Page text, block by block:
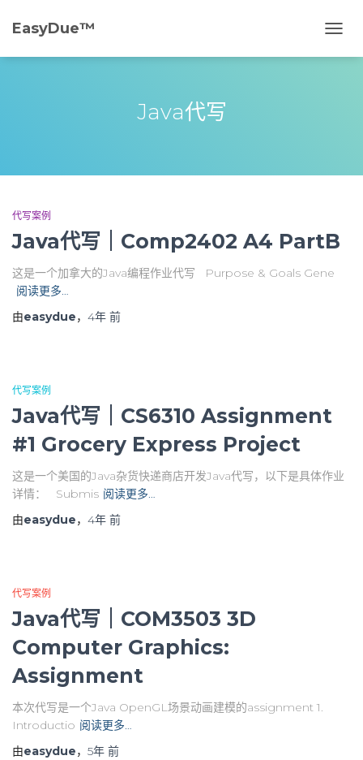
EasyDue™️
换
Java代写
代写案例
Java代写｜Comp2402 A4 PartB
这是一个加拿大的Java编程作业代写 Purpose & Goals Gene
阅读更多…
由easydue， 4年 前
代写案例
Java代写｜CS6310 Assignment
#1 Grocery Express Project
这是一个美国的Java杂货快递商店开发Java代写，以下是具体作业
详情： Submis 阅读更多…
由easydue， 4年 前
代写案例
Java代写｜COM3503 3D
Computer Graphics:
Assignment
本次代写是一个Java OpenGL场景动画建模的assignment 1.
Introductio 阅读更多…
由easydue， 5年 前